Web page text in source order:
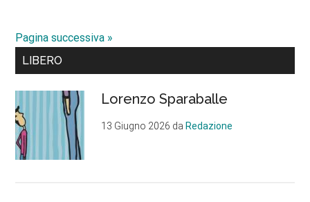
quarta
volta.
Consiglio
Stato:
Pagina successiva »
Barra
primaria
LIBERO
Lorenzo Sparaballe
13 Giugno 2026 daRedazione